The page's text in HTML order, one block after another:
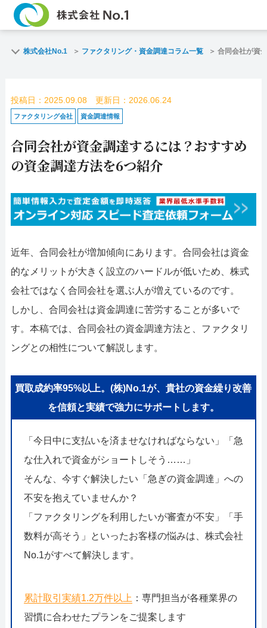
ファクタリン
よくある質問
企業情報 お問い合わせ
名古屋支店HP
お電話で
お問合せ
スピード
査定依頼
名古屋支店直通
052-414-4107
おすすめ記事
ファクタリングで即日資金調達
株式会社No.1 ファクタリング・資金調達コラム一覧 合同会社が資
投稿日：2025.09.08 更新日：2026.06.24
ファクタリング会社 資金調達情報
合同会社が資金調達するには？おすすめ
の資金調達方法を6つ紹介
近年、合同会社が増加傾向にあります。合同会社は資金
的なメリットが大きく設立のハードルが低いため、株式
会社ではなく合同会社を選ぶ人が増えているのです。
しかし、合同会社は資金調達に苦労することが多いで
す。本稿では、合同会社の資金調達方法と、ファクタリ
ングとの相性について解説します。
買取成約率95%以上。(株)No.1が、貴社の資金繰り改善
を信頼と実績で強力にサポートします。
「今日中に支払いを済ませなければならない」「急
な仕入れで資金がショートしそう……」
そんな、今すぐ解決したい「急ぎの資金調達」への
不安を抱えていませんか？
「ファクタリングを利用したいが審査が不安」「手
数料が高そう」といったお客様の悩みは、株式会社
No.1がすべて解決します。
累計取引実績1.2万件以上 ：専門担当が各種業界の
習慣に合わせたプランをご提案します